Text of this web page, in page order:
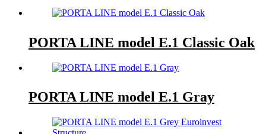
PORTA LINE model E.1 Classic Oak
PORTA LINE model E.1 Gray